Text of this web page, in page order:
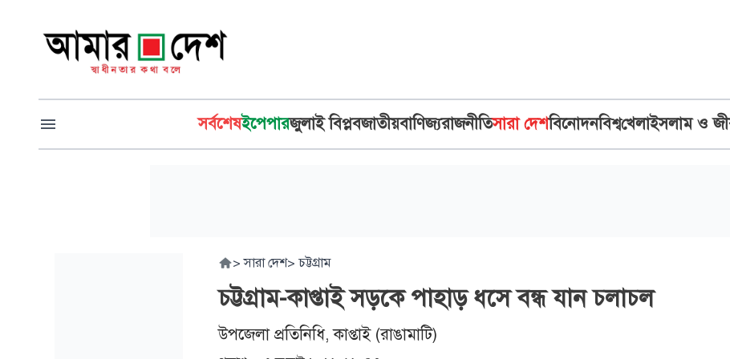
সর্বশেষইপেপারজুলাই বিপ্লবজাতীয়বাণিজ্যরাজনীতিসারা দেশবিনোদনবিশ্বখেলাইসলাম ও
> সারা দেশ> চট্টগ্রাম
চট্টগ্রাম-কাপ্তাই সড়কে পাহাড় ধসে বন্ধ যান চলাচল
উপজেলা প্রতিনিধি, কাপ্তাই (রাঙামাটি)